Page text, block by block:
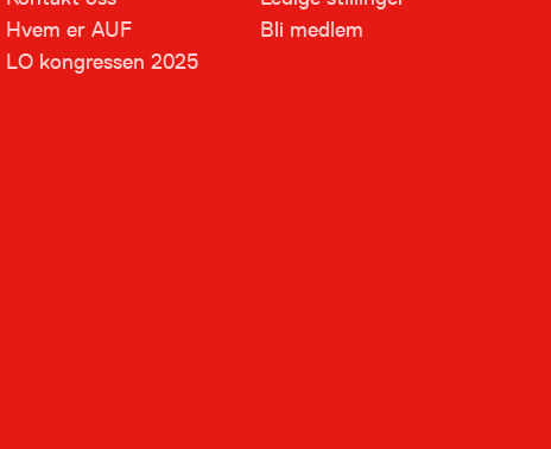
Hvem er AUF
LO kongressen 2025
Bli medlem